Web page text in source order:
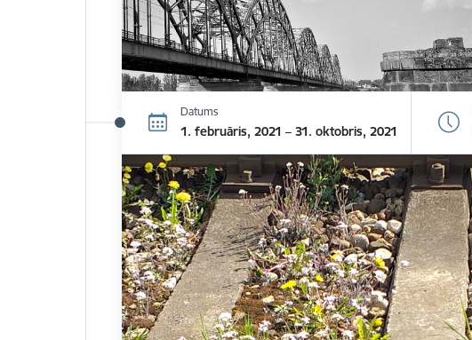
Datums
1. februāris, 2021 – 31. oktobris, 2021